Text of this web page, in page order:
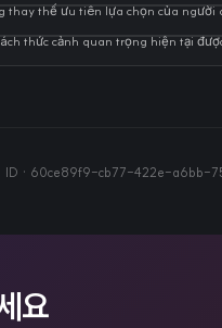
thay thế ưu tiên lựa chọn của người
thức cảnh quan trọng hiện tại
ID · 60ce89f9-cb77-422e-a6bb-
요